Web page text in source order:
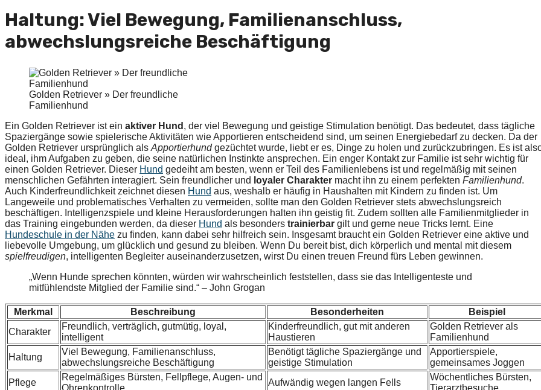
Haltung: Viel Bewegung, Familienanschluss,
abwechslungsreiche Beschäftigung
Golden Retriever » Der freundliche
Familienhund
Ein Golden Retriever ist ein aktiver Hund , der viel Bewegung und geistige Stimulation benötigt. Das bedeutet, dass tägliche
Spaziergänge sowie spielerische Aktivitäten wie Apportieren entscheidend sind, um seinen Energiebedarf zu decken. Da der
Golden Retriever ursprünglich als Apportierhundgezüchtet wurde, liebt er es, Dinge zu holen und zurückzubringen. Es ist
ideal, ihm Aufgaben zu geben, die seine natürlichen Instinkte ansprechen. Ein enger Kontakt zur Familie ist sehr wichtig für
einen Golden Retriever. Dieser Hund gedeiht am besten, wenn er Teil des Familienlebens ist und regelmäßig mit seinen
menschlichen Gefährten interagiert. Sein freundlicher und loyaler Charakter macht ihn zu einem perfekten Familienhund.
Auch Kinderfreundlichkeit zeichnet diesen Hund aus, weshalb er häufig in Haushalten mit Kindern zu finden ist. Um
Langeweile und problematisches Verhalten zu vermeiden, sollte man den Golden Retriever stets abwechslungsreich
beschäftigen. Intelligenzspiele und kleine Herausforderungen halten ihn geistig fit. Zudem sollten alle Familienmitglieder in
das Training eingebunden werden, da dieser Hund als besonders trainierbar gilt und gerne neue Tricks lernt. Eine
Hundeschule in der Nähe zu finden, kann dabei sehr hilfreich sein. Insgesamt braucht ein Golden Retriever eine aktive und
liebevolle Umgebung, um glücklich und gesund zu bleiben. Wenn Du bereit bist, dich körperlich und mental mit diesem
spielfreudigen, intelligenten Begleiter auseinanderzusetzen, wirst Du einen treuen Freund fürs Leben gewinnen.
„Wenn Hunde sprechen könnten, würden wir wahrscheinlich feststellen, dass sie das Intelligenteste und
mitfühlendste Mitglied der Familie sind.“ – John Grogan
Merkmal Beschreibung Besonderheiten
Beispiel
Charakter
Freundlich, verträglich, gutmütig, loyal,
intelligent
Kinderfreundlich, gut mit anderen
Haustieren
Golden Retriever als
Familienhund
Haltung
Viel Bewegung, Familienanschluss,
abwechslungsreiche Beschäftigung
Benötigt tägliche Spaziergänge und
geistige Stimulation
Apportierspiele,
gemeinsames Joggen
Pflege
Regelmäßiges Bürsten, Fellpflege, Augen- und
Ohrenkontrolle
Aufwändig wegen langen Fells
Wöchentliches Bürsten,
Tierarztbesuche